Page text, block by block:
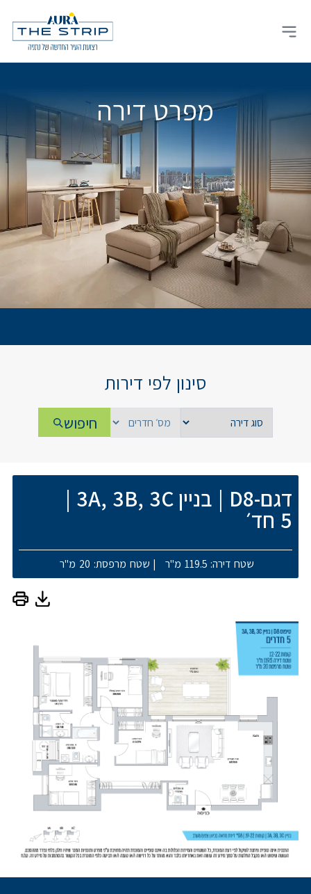
content
Open main menu
מפרט דירה
סינון לפי דירות
חיפוש
דגם-D8 | בניין 3A, 3B, 3C |
5 חד׳
שטח דירה: 119.5 מ"ר | שטח מרפסת: 20 מ"ר